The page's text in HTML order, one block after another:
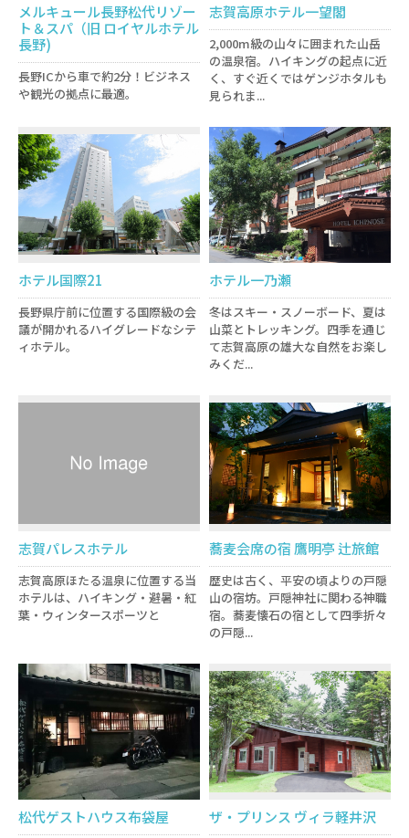
メルキュール長野松代リゾー
ト＆スパ（旧 ロイヤルホテル
長野)
長野ICから車で約2分！ビジネス
や観光の拠点に最適。
志賀高原ホテル一望閣
2,000m級の山々に囲まれた山岳
の温泉宿。ハイキングの起点に近
く、すぐ近くではゲンジホタルも
見られま...
ホテル国際21
長野県庁前に位置する国際級の会
議が開かれるハイグレードなシテ
ィホテル。
ホテル一乃瀬
冬はスキー・スノーボード、夏は
山菜とトレッキング。四季を通じ
て志賀高原の雄大な自然をお楽し
みくだ...
志賀パレスホテル
志賀高原ほたる温泉に位置する当
ホテルは、ハイキング・避暑・紅
葉・ウィンタースポーツと
蕎麦会席の宿 鷹明亭 辻旅館
歴史は古く、平安の頃よりの戸隠
山の宿坊。戸隠神社に関わる神職
宿。蕎麦懐石の宿として四季折々
の戸隠...
松代ゲストハウス布袋屋 ザ・プリンス ヴィラ軽井沢